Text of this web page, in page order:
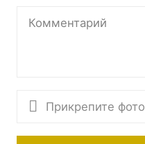
Прикрепите фото